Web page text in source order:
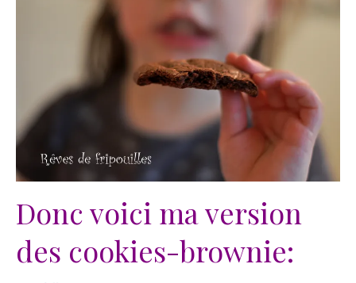
Donc voici ma version
des cookies-brownie: